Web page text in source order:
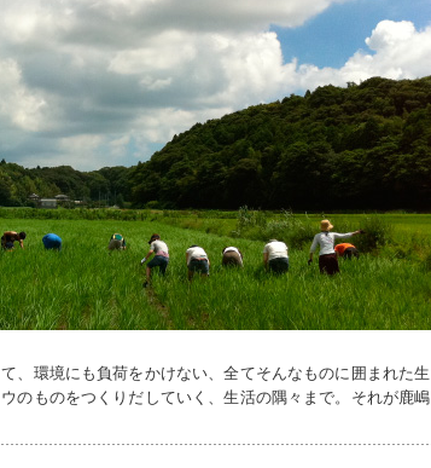
、環境にも負荷をかけない、全てそんなものに囲まれた生
ものをつくりだしていく、生活の隅々まで。それが鹿嶋